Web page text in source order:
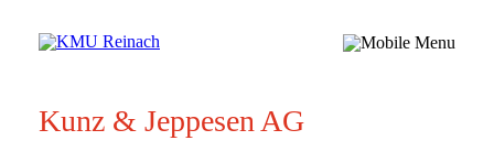
Kunz & Jeppesen AG